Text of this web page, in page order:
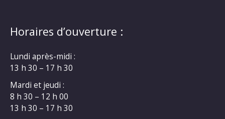
Horaires d’ouverture :
Lundi après-midi :
13 h 30 – 17 h 30
Mardi et jeudi :
8 h 30 – 12 h 00
13 h 30 – 17 h 30